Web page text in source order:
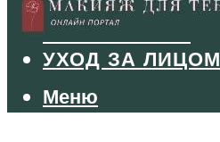
МАНИКЮР
ТУШЬ И ТЕНИ
УХОД ЗА ЛИЦОМ
Меню
Меню